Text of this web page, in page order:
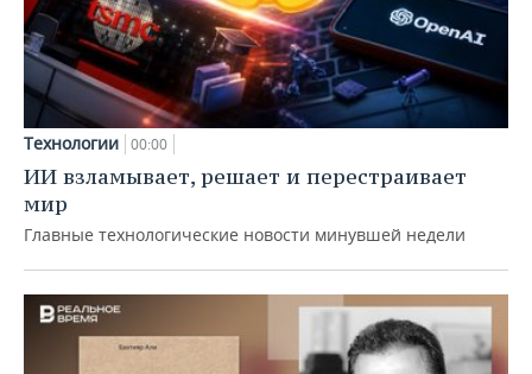
Технологии 00:00
ИИ взламывает, решает и перестраивает
мир
Главные технологические новости минувшей недели